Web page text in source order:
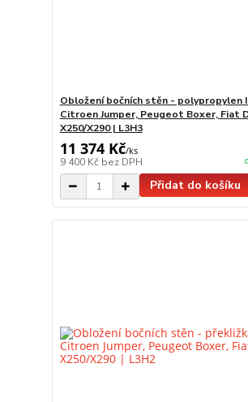
Obložení bočních stěn - polypropylen
Citroen Jumper, Peugeot Boxer, Fiat
X250/X290 | L3H3
11 374 Kč/ks
9 400 Kč bez DPH
Přidat do košíku